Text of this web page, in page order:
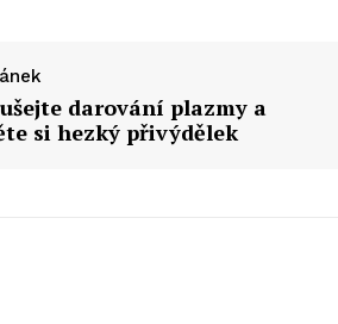
darování plazmy a
si hezký přivýdělek